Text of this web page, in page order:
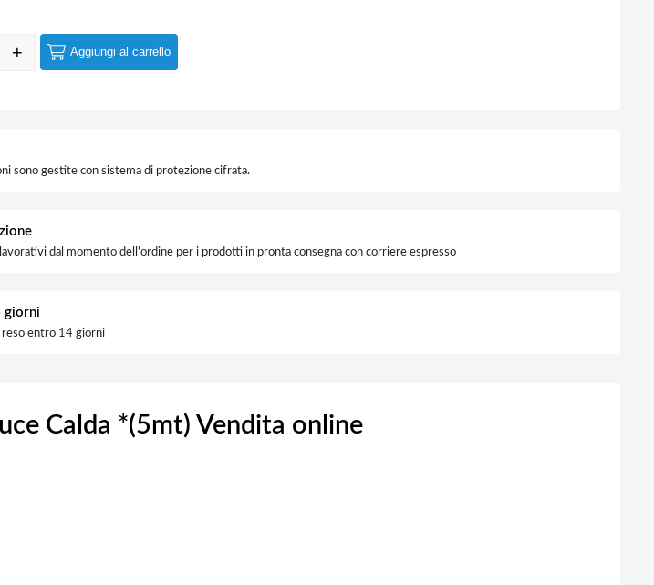
+ Aggiungi al carrello
sono gestite con sistema di protezione cifrata.
dal momento dell'ordine per i prodotti in pronta consegna con corriere espresso
giorni
entro 14 giorni
Calda *(5mt) Vendita online